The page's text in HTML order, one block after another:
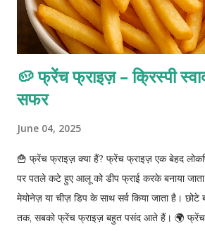
🥔 फ्रेंच फ्राइज़ – क्रिस्पी
सफर
June 04, 2025
🍟 फ्रेंच फ्राइज़ क्या हैं? फ्रेंच फ्राइज़ एक बेहद
पर पतले कटे हुए आलू को डीप फ्राई करके बनाया
मेयोनेज़ या चीज़ डिप के साथ सर्व किया जाता है।
तक, सबको फ्रेंच फ्राइज़ बहुत पसंद आते हैं। 🌍 फ्रेंच